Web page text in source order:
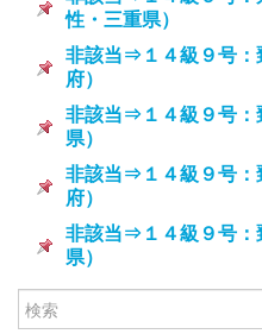
性・三重県）
非該当⇒１４級９号：
府）
非該当⇒１４級９号：
県）
非該当⇒１４級９号：
府）
非該当⇒１４級９号：
県）